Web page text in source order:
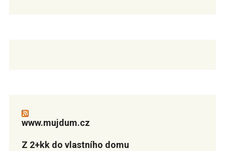
www.mujdum.cz
Z 2+kk do vlastního domu